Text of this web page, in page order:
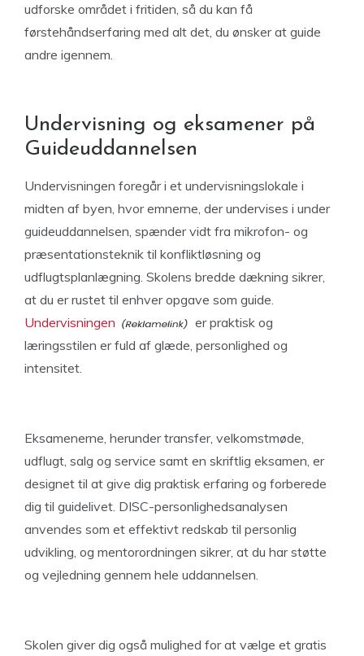
udforske området i fritiden, så du kan få
førstehåndserfaring med alt det, du ønsker at guide
andre igennem.
Undervisning og eksamener på
Guideuddannelsen
Undervisningen foregår i et undervisningslokale i
midten af byen, hvor emnerne, der undervises i under
guideuddannelsen, spænder vidt fra mikrofon- og
præsentationsteknik til konfliktløsning og
udflugtsplanlægning. Skolens bredde dækning sikrer,
at du er rustet til enhver opgave som guide.
Undervisningen
er praktisk og
læringsstilen er fuld af glæde, personlighed og
intensitet.
Eksamenerne, herunder transfer, velkomstmøde,
udflugt, salg og service samt en skriftlig eksamen, er
designet til at give dig praktisk erfaring og forberede
dig til guidelivet. DISC-personlighedsanalysen
anvendes som et effektivt redskab til personlig
udvikling, og mentorordningen sikrer, at du har støtte
og vejledning gennem hele uddannelsen.
Skolen giver dig også mulighed for at vælge et gratis